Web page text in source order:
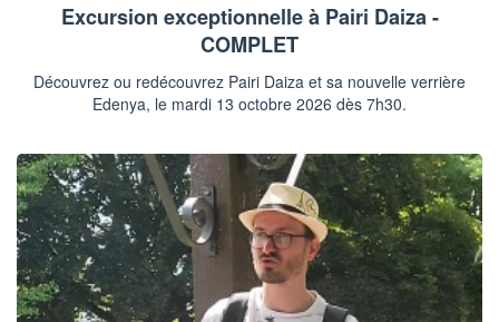
Excursion exceptionnelle à Pairi Daiza -
COMPLET
Découvrez ou redécouvrez Pairi Daiza et sa nouvelle verrière
Edenya, le mardi 13 octobre 2026 dès 7h30.